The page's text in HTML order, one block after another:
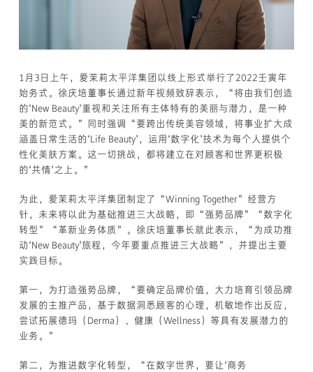
1月3日上午，爱茉莉太平洋集团以线上形式举行了2022壬寅年
始务式。徐庆培董事长通过新年视频致辞表示，“将由我们创造
的‘New Beauty’重视和关注所有主体特有的美丽与潜力，是一种
美的新范式。”同时强调“要跨出传统美容领域，将事业扩大成
涵盖日常生活的‘Life Beauty’，运用‘数字化’技术为每个人提供个
性化美肤方案。这一切挑战，都将建立在对顾客和世界更积极
的‘共情’之上。”
为此，爱茉莉太平洋集团制定了“Winning Together”经营方
针，未来将以此为基础推进三大战略，即“强势品牌”“数字化
转型”“革新业务体质”。徐庆培董事长就此表示，“为成功推
动‘New Beauty’旅程，今年要重点推进三大战略”，并提出主要
实践目标。
第一，为打造强势品牌，“要确定品牌价值，大力培育引领品牌
发展的主推产品，基于数据洞悉顾客的心理，机敏地作出反应，
尝试拓展德玛（Derma）、健康（Wellness）等具有发展潜力的
业务。”
第二，为推进数字化转型，“在数字世界，要让‘商务